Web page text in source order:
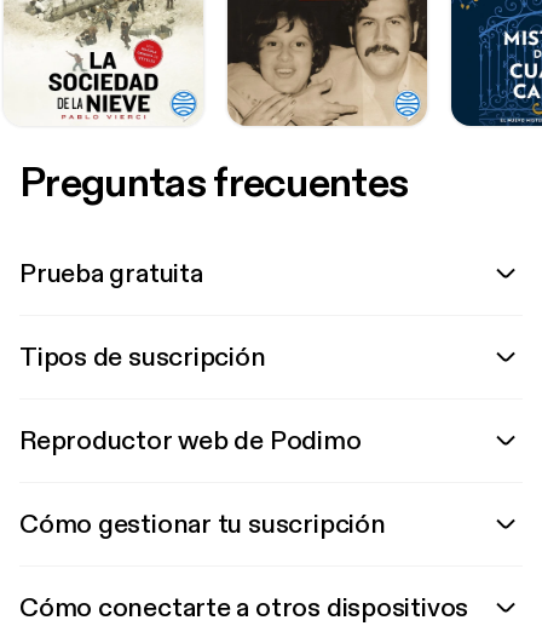
Preguntas frecuentes
Prueba gratuita
Tipos de suscripción
Reproductor web de Podimo
Cómo gestionar tu suscripción
Cómo conectarte a otros dispositivos